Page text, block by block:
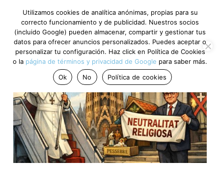
Utilizamos cookies de analítica anónimas, propias para su
correcto funcionamiento y de publicidad. Nuestros socios
(incluido Google) pueden almacenar, compartir y gestionar tus
datos para ofrecer anuncios personalizados. Puedes aceptar o
personalizar tu configuración. Haz click en Política de Cookies
o la página de términos y privacidad de Google para saber más.
Ok
No Política de cookies